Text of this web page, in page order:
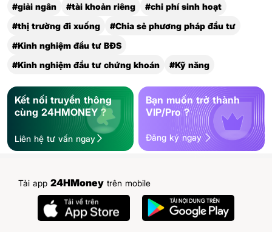
#giải ngân
#tài khoản riêng
#chi phí sinh hoạt
#thị trường đi xuống
#Chia sẻ phương pháp đầu tư
#Kinh nghiệm đầu tư BĐS
#Kinh nghiệm đầu tư chứng khoán
#Kỹ năng
Kết nối truyền thông
cùng 24HMONEY ?
Liên hệ tư vấn ngay
Bạn muốn trở thành
VIP/Pro ?
Đăng ký ngay
Tải app 24HMoney trên mobile